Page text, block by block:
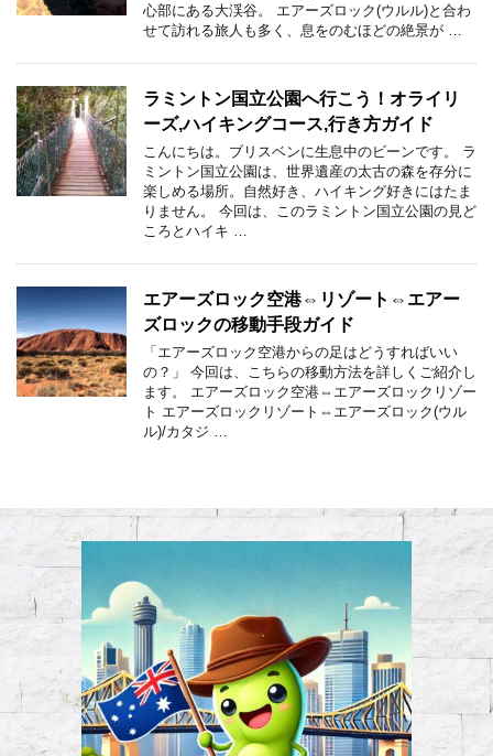
心部にある大渓谷。 エアーズロック(ウルル)と合わ
せて訪れる旅人も多く、息をのむほどの絶景が …
ラミントン国立公園へ行こう！オライリ
ーズ,ハイキングコース,行き方ガイド
こんにちは。ブリスベンに生息中のビーンです。 ラ
ミントン国立公園は、世界遺産の太古の森を存分に
楽しめる場所。自然好き、ハイキング好きにはたま
りません。 今回は、このラミントン国立公園の見ど
ころとハイキ …
エアーズロック空港⇔リゾート⇔エアー
ズロックの移動手段ガイド
「エアーズロック空港からの足はどうすればいい
の？」 今回は、こちらの移動方法を詳しくご紹介し
ます。 エアーズロック空港⇔エアーズロックリゾー
ト エアーズロックリゾート⇔エアーズロック(ウル
ル)/カタジ …